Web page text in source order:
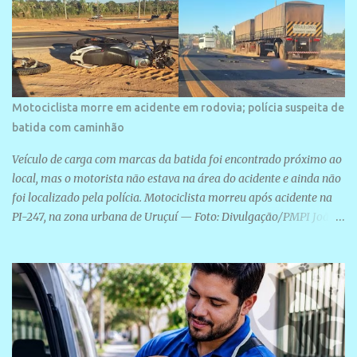
Motociclista morre em acidente em rodovia; polícia suspeita de
batida com caminhão
Veículo de carga com marcas da batida foi encontrado próximo ao
local, mas o motorista não estava na área do acidente e ainda não
foi localizado pela polícia. Motociclista morreu após acidente na
PI-247, na zona urbana de Uruçuí — Foto: Divulgação/PMPI João
A Polícia Militar informou que um caminhão com marcas de
colisão foi encontrado próximo ao local. Segundo o 10º Batalhão
da Polícia Militar (10º BPM), a equipe foi acionada por volta das 6h
para atender à ocorrência. Material de referência geográfica Ao
chegar ao local, os policiais constataram a morte do motociclista e